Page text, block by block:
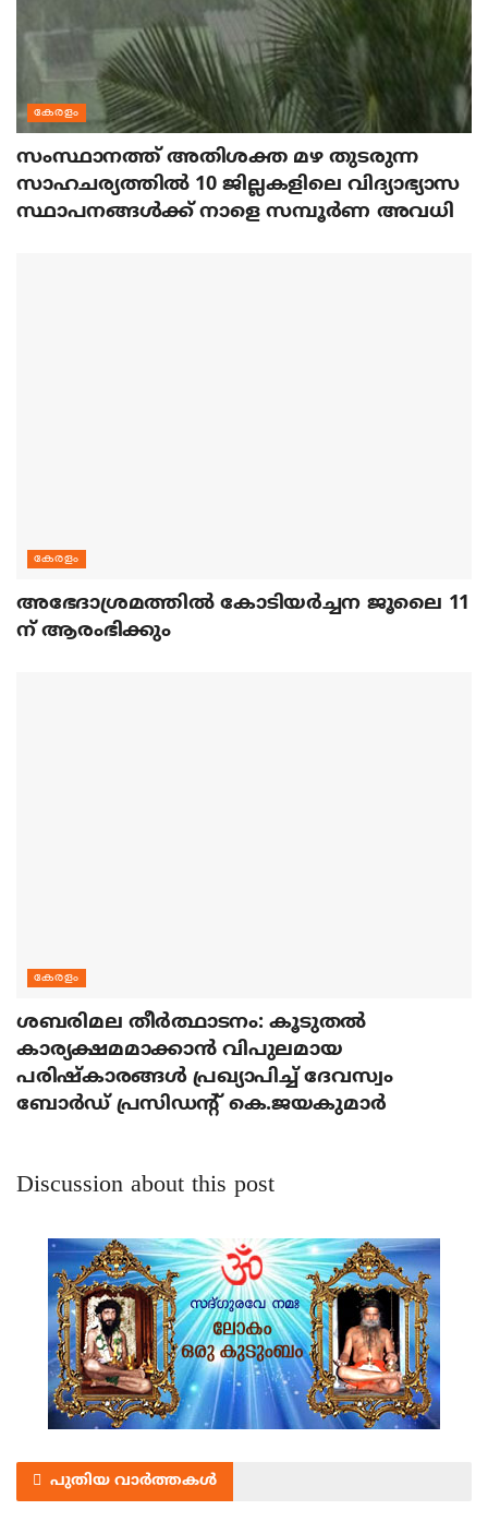
കേരളം
സംസ്ഥാനത്ത് അതിശക്ത മഴ തുടരുന്ന
സാഹചര്യത്തിൽ 10 ജില്ലകളിലെ വിദ്യാഭ്യാസ
സ്ഥാപനങ്ങൾക്ക് നാളെ സമ്പൂർണ അവധി
കേരളം
അഭേദാശ്രമത്തില്‍ കോടിയര്‍ച്ചന ജൂലൈ 11
ന് ആരംഭിക്കും
കേരളം
ശബരിമല തീര്‍ത്ഥാടനം: കൂടുതല്‍
കാര്യക്ഷമമാക്കാന്‍ വിപുലമായ
പരിഷ്‌കാരങ്ങള്‍ പ്രഖ്യാപിച്ച് ദേവസ്വം
ബോര്‍ഡ് പ്രസിഡന്റ് കെ.ജയകുമാര്‍
Discussion about this post
പുതിയ വാർത്തകൾ